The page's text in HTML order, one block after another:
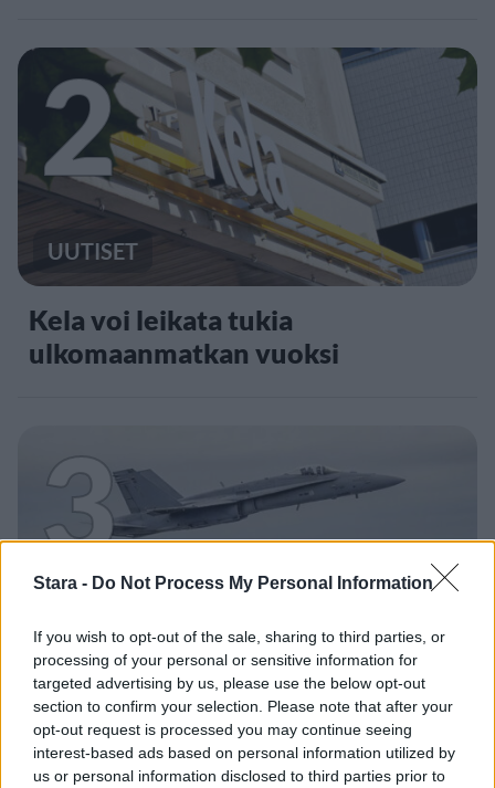
Stara - Do Not Process My Personal Information
If you wish to opt-out of the sale, sharing to third parties, or
processing of your personal or sensitive information for
targeted advertising by us, please use the below opt-out
section to confirm your selection. Please note that after your
opt-out request is processed you may continue seeing
interest-based ads based on personal information utilized by
us or personal information disclosed to third parties prior to
2
UUTISET
Kela voi leikata tukia
ulkomaanmatkan vuoksi
3
UUTISET
F/A-18 Hornet jyrähtää ylilennolle
Jyväskylässä – katuja suljetaan